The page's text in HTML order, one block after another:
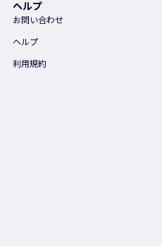
ヘルプ
お問い合わせ
ヘルプ
利用規約